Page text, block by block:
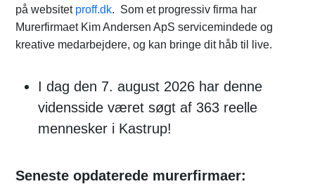
på websitet proff.dk. Som et progressiv firma har
Murerfirmaet Kim Andersen ApS servicemindede og
kreative medarbejdere, og kan bringe dit håb til live.
I dag den 7. august 2026 har denne
vidensside været søgt af 363 reelle
mennesker i Kastrup!
Seneste opdaterede murerfirmaer: